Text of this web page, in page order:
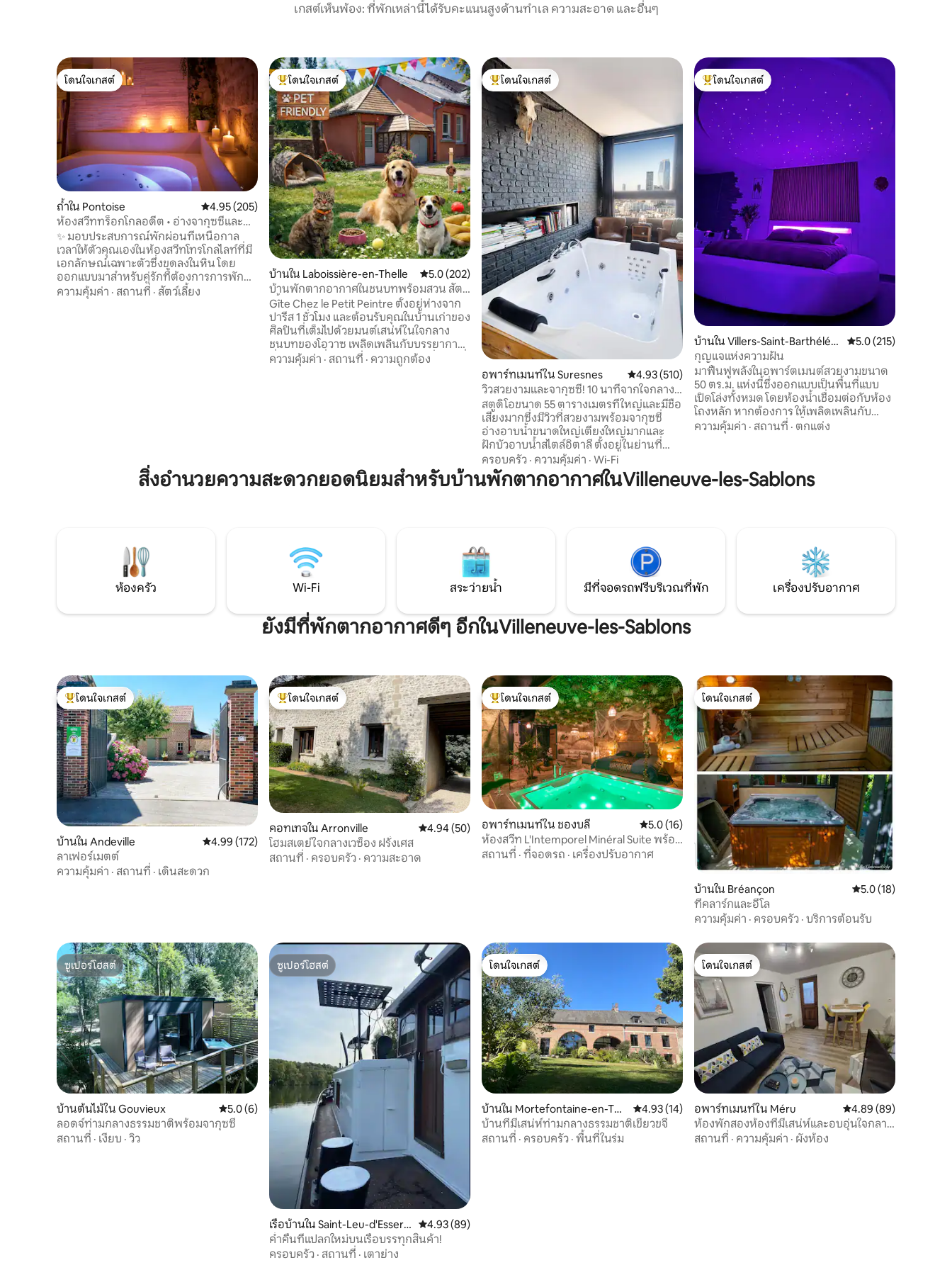
เกสต์เห็นพ้อง: ที่พักเหล่านี้ได้รับคะแนนสูงด้านทำเล ความสะอาด และอื่นๆ
โดนใจเกสต์
โดนใจเกสต์
ถ้ำใน Pontoise คะแนนเฉลี่ย 4.95 จาก 5, 205 รีวิว
4.95 (205)
ห้องสวีททร็อกโกลอดีต • อ่างจากุซซี่และ
ระเบียงส่วนตัว
✨ มอบประสบการณ์พักผ่อนที่เหนือกาล
เวลาให้ตัวคุณเองในห้องสวีทโทรโกลไลท์ที่มี
เอกลักษณ์เฉพาะตัวซึ่งขุดลงในหิน โดย
ออกแบบมาสำหรับคู่รักที่ต้องการการพัก
ผ่อน ความโรแมนติก และการหลีกหนีจาก
ความวุ่นวาย เพลิดเพลินกับอ่างอาบน้ำ
ความคุ้มค่า · สถานที่ · สัตว์เลี้ยง
โดนใจเกสต์ที่สุด
โดนใจเกสต์
บ้านใน Laboissière-en-Thelle คะแนนเฉลี่ย 5.0 จาก 5, 202 รีวิว
5.0 (202)
บ้านพักตากอากาศในชนบทพร้อมสวน สัตว์
เลี้ยงต่างๆ ยินดีต้อนรับ
Gîte Chez le Petit Peintre ตั้งอยู่ห่างจาก
ปารีส 1 ชั่วโมง และต้อนรับคุณในบ้านเก่าของ
ศิลปินที่เต็มไปด้วยมนต์เสน่ห์ในใจกลาง
ชนบทของโอวาซ เพลิดเพลินกับบรรยากาศ
ที่เงียบสงบที่มีสวนปิด ระเบียง ห้องนั่งเล่นที่
สว่าง โรงครัวที่มีอุปกรณ์ครบครัน และห้อง
ความคุ้มค่า · สถานที่ · ความถูกต้อง
โดนใจเกสต์ที่สุด
โดนใจเกสต์
อพาร์ทเมนท์ใน Suresnes คะแนนเฉลี่ย 4.93 จาก 5, 510 รีวิว
4.93 (510)
วิวสวยงามและจากุซซี่! 10 นาทีจากใจกลาง
ปารีส!
สตูดิโอขนาด 55 ตารางเมตรที่ใหญ่และมีชื่อ
เสียงมากซึ่งมีวิวที่สวยงามพร้อมจากุซซี่
อ่างอาบน้ำขนาดใหญ่เตียงใหญ่มากและ
ฝักบัวอาบน้ำสไตล์อิตาลี ตั้งอยู่ในย่านที่
เงียบสงบและปลอดภัย 10 นาทีจากถนน
แชมป์เอลีเซ่ที่มีชื่อเสียง (ใจกลางปารีส) ฉัน
เสนอ “แพ็กเกจโรแมนติก” ที่เป็นทางเลือกใน
แชมเปญและสตรอเบอร์รี่ดีๆ! 🌹🥂🍓
ครอบครัว · ความคุ้มค่า · Wi-Fi
โดนใจเกสต์ที่สุด
โดนใจเกสต์
บ้านใน Villers-Saint-Barthélém
y
คะแนนเฉลี่ย 5.0 จาก
5.0 (215)
กุญแจแห่งความฝัน
มาฟื้นฟูพลังในอพาร์ตเมนต์สวยงามขนาด
50 ตร.ม. แห่งนี้ซึ่งออกแบบเป็นพื้นที่แบบ
เปิดโล่งทั้งหมด โดยห้องน้ำเชื่อมต่อกับห้อง
โถงหลัก หากต้องการ ให้เพลิดเพลินกับ
แชมเปญสักแก้วในอ่างน้ำวนและหลับไป
อย่างสบายใจภายใต้ท้องฟ้าที่เต็มไปด้วย
ทานอาหารเช้าของคุณที่หันหน้าไปทาง
ความคุ้มค่า · สถานที่ · ตกแต่ง
สิ่งอำนวยความสะดวกยอดนิยมสำหรับบ้านพักตากอากาศในVilleneuve-les-Sablons
ห้องครัว Wi-Fi สระว่ายน้ำ มีที่จอดรถฟรีบริเวณที่พัก เครื่องปรับอากาศ
ยังมีที่พักตากอากาศดีๆ อีกในVilleneuve-les-Sablons
โดนใจเกสต์ที่สุด
โดนใจเกสต์
บ้านใน Andeville คะแนนเฉลี่ย 4.99 จาก 5, 172 รีวิว
4.99 (172)
ลาเฟอร์เมตต์
ความคุ้มค่า · สถานที่ · เดินสะดวก
โดนใจเกสต์ที่สุด
โดนใจเกสต์
คอทเทจใน Arronville คะแนนเฉลี่ย 4.94 จาก 5, 50 รีวิว
4.94 (50)
โฮมสเตย์ใจกลางเวซ็อง ฝรั่งเศส
สถานที่ · ครอบครัว · ความสะอาด
โดนใจเกสต์ที่สุด
โดนใจเกสต์
อพาร์ทเมนท์ใน ชองบลี คะแนนเฉลี่ย 5.0 จาก 5, 16 รีวิว
5.0 (16)
ห้องสวีท L'Intemporel Minéral Suite พร้อม
สปาส่วนตัว
สถานที่ · ที่จอดรถ · เครื่องปรับอากาศ
โดนใจเกสต์
โดนใจเกสต์
บ้านใน Bréançon คะแนนเฉลี่ย 5.0 จาก
5.0 (18)
ที่คลาร์กและอีโล
ความคุ้มค่า · ครอบครัว · บริการต้อนรับ
ซูเปอร์โฮสต์
ซูเปอร์โฮสต์
บ้านต้นไม้ใน Gouvieux คะแนนเฉลี่ย 5.0 จาก 5, 6 รีวิว
5.0 (6)
ลอดจ์ท่ามกลางธรรมชาติพร้อมจากุซซี่
สถานที่ · เงียบ · วิว
ซูเปอร์โฮสต์
ซูเปอร์โฮสต์
เรือบ้านใน Saint-Leu-d'Essere
nt
คะแนนเฉลี่ย 4.93 จาก 5, 89 รีวิว
4.93 (89)
ค่ำคืนที่แปลกใหม่บนเรือบรรทุกสินค้า!
ครอบครัว · สถานที่ · เตาย่าง
โดนใจเกสต์
โดนใจเกสต์
บ้านใน Mortefontaine-en-The
lle
คะแนนเฉลี่ย 4.93 จาก 5, 14 รีวิว
4.93 (14)
บ้านที่มีเสน่ห์ท่ามกลางธรรมชาติเขียวขจี
สถานที่ · ครอบครัว · พื้นที่ในร่ม
โดนใจเกสต์
โดนใจเกสต์
อพาร์ทเมนท์ใน Méru คะแนนเฉลี่ย 4.89 จาก
4.89 (89)
ห้องพักสองห้องที่มีเสน่ห์และอบอุ่นใจกลาง
เมรู
สถานที่ · ความคุ้มค่า · ผังห้อง